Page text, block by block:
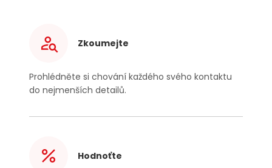
Zkoumejte
Prohlédněte si chování každého svého kontaktu
do nejmenších detailů.
Hodnoťte